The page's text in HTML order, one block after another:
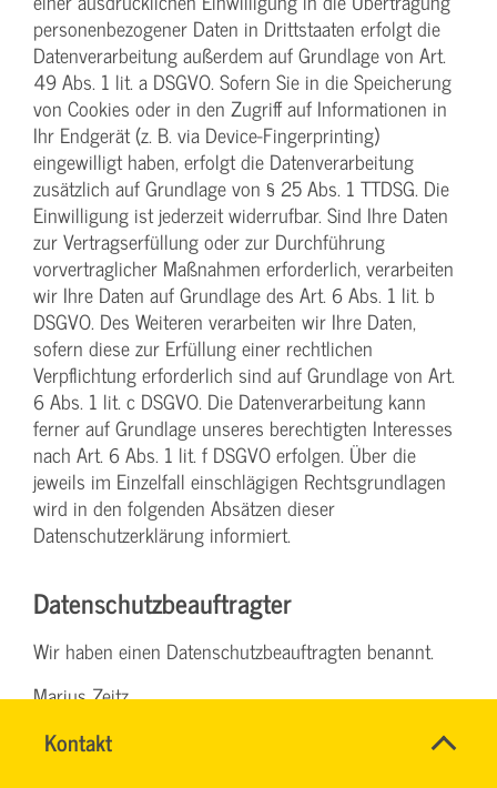
Kontakt
RONALD
Name*
personenbezogener Daten in Drittstaaten erfolgt die
Datenverarbeitung außerdem auf Grundlage von Art.
49 Abs. 1 lit. a DSGVO. Sofern Sie in die Speicherung
von Cookies oder in den Zugriff auf Informationen in
Ihr Endgerät (z. B. via Device-Fingerprinting)
eingewilligt haben, erfolgt die Datenverarbeitung
zusätzlich auf Grundlage von § 25 Abs. 1 TTDSG. Die
Einwilligung ist jederzeit widerrufbar. Sind Ihre Daten
zur Vertragserfüllung oder zur Durchführung
vorvertraglicher Maßnahmen erforderlich, verarbeiten
wir Ihre Daten auf Grundlage des Art. 6 Abs. 1 lit. b
DSGVO. Des Weiteren verarbeiten wir Ihre Daten,
sofern diese zur Erfüllung einer rechtlichen
Verpflichtung erforderlich sind auf Grundlage von Art.
6 Abs. 1 lit. c DSGVO. Die Datenverarbeitung kann
ferner auf Grundlage unseres berechtigten Interesses
nach Art. 6 Abs. 1 lit. f DSGVO erfolgen. Über die
jeweils im Einzelfall einschlägigen Rechtsgrundlagen
wird in den folgenden Absätzen dieser
Datenschutzerklärung informiert.
Datenschutz­beauftragter
Wir haben einen Datenschutzbeauftragten benannt.
Marius Zeitz
56073 Koblenz